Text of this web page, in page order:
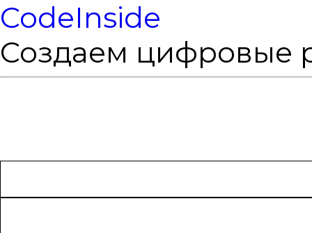
CodeInside
Создаем цифровые